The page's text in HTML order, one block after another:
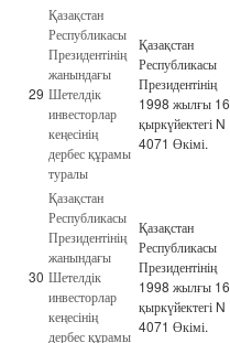
29
Қазақстан
Республикасы
Президентінің
жанындағы
Шетелдік
инвесторлар
кеңесінің
дербес құрамы
туралы
Қазақстан
Республикасы
Президентінің
1998 жылғы 16
қыркүйектегі N
4071 Өкімі.
30
Қазақстан
Республикасы
Президентінің
жанындағы
Шетелдік
инвесторлар
кеңесінің
дербес құрамы
Қазақстан
Республикасы
Президентінің
1998 жылғы 16
қыркүйектегі N
4071 Өкімі.